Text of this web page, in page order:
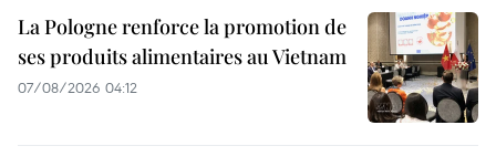
La Pologne renforce la promotion de
ses produits alimentaires au Vietnam
07/08/2026 04:12